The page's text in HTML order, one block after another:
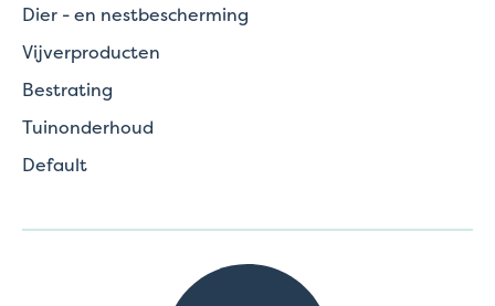
Dier - en nestbescherming
Vijverproducten
Bestrating
Tuinonderhoud
Default